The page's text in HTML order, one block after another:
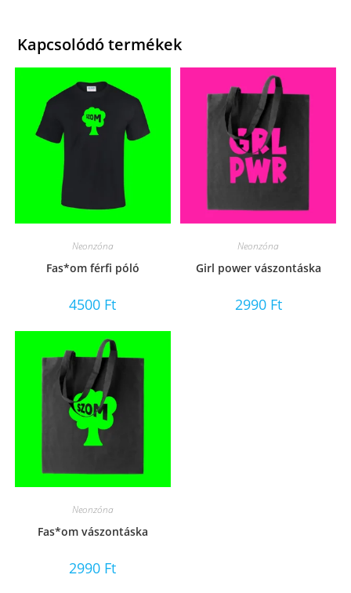
Kapcsolódó termékek
Neonzóna
Fas*om férfi póló
4500 Ft
Neonzóna
Girl power vászontáska
2990 Ft
Neonzóna
Fas*om vászontáska
2990 Ft